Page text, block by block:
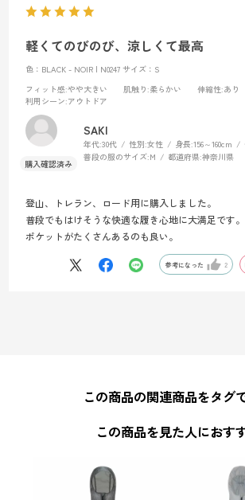
軽くてのびのび、涼しくて最高
色：BLACK - NOIR | N0247 サイズ：S
フィット感:やや大きい 肌触り :柔らかい 伸縮性:あり
利用シーン:アウトドア
SAKI
年代:30代 性別:女性 身長:156～160cm
普段の服のサイズ:M 都道府県:神奈川県
登山、トレラン、ロード用に購入しました。
普段でもはけそうな快適な履き心地に大満足です。
ポケットがたくさんあるのも良い。
参考になった 2
この商品の関連商品をタグ
この商品を見た人におす